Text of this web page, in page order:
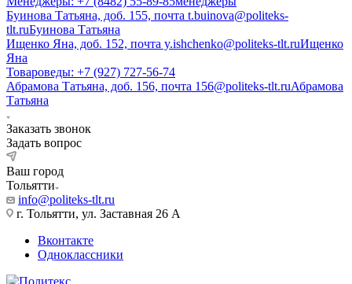
Буинова Татьяна, доб. 155, почта t.buinova@politeks-
tlt.ruБуинова Татьяна
Ищенко Яна, доб. 152, почта y.ishchenko@politeks-tlt.ruИщенко
Яна
Товароведы: +7 (927) 727-56-74
Абрамова Татьяна, доб. 156, почта 156@politeks-tlt.ruАбрамова
Татьяна
Заказать звонок
Задать вопрос
Ваш город
Тольятти
info@politeks-tlt.ru
г. Тольятти, ул. Заставная 26 А
Вконтакте
Одноклассники